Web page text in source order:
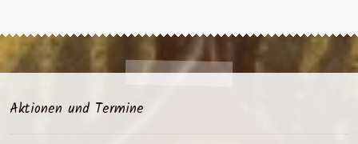
Aktionen und Termine